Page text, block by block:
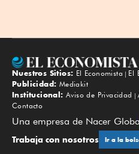
Nuestros Sitios: El Economista El
Publicidad: Mediakit
Institucional: Aviso de Privacidad
Contacto
Una empresa de Nacer
Trabaja con nosotros Ir a la